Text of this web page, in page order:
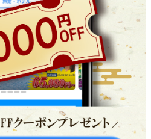
限定一覧をみる